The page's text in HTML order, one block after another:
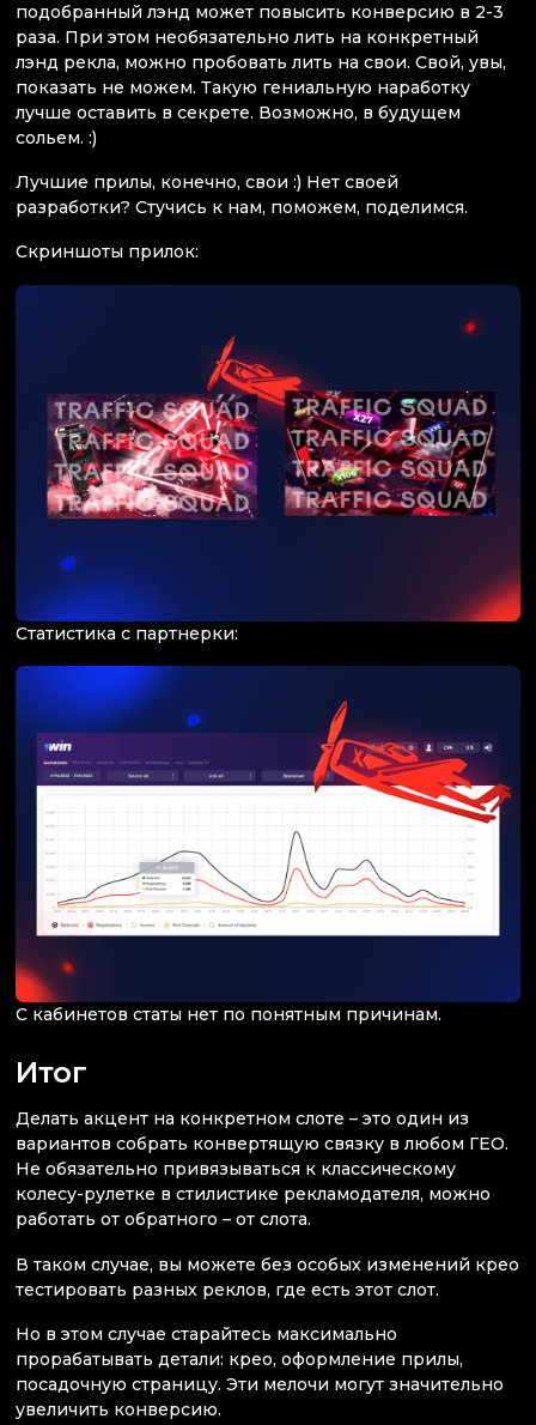
подобранный лэнд может повысить конверсию в 2-3
раза. При этом необязательно лить на конкретный
лэнд рекла, можно пробовать лить на свои. Свой, увы,
показать не можем. Такую гениальную наработку
лучше оставить в секрете. Возможно, в будущем
сольем. :)
Лучшие прилы, конечно, свои :) Нет своей
разработки? Стучись к нам, поможем, поделимся.
Скриншоты прилок:
Статистика с партнерки:
С кабинетов статы нет по понятным причинам.
Итог
Делать акцент на конкретном слоте – это один из
вариантов собрать конвертящую связку в любом ГЕО.
Не обязательно привязываться к классическому
колесу-рулетке в стилистике рекламодателя, можно
работать от обратного – от слота.
В таком случае, вы можете без особых изменений крео
тестировать разных реклов, где есть этот слот.
Но в этом случае старайтесь максимально
прорабатывать детали: крео, оформление прилы,
посадочную страницу. Эти мелочи могут значительно
увеличить конверсию.